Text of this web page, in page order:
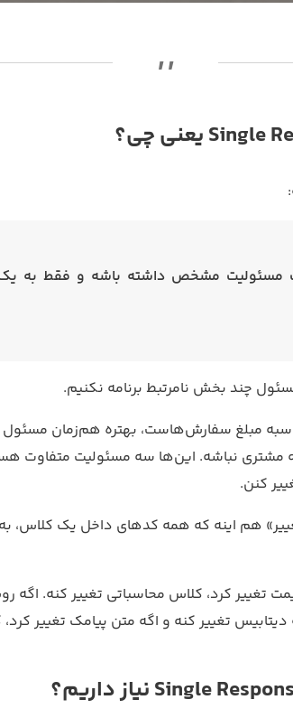
مسئولیت مشخص داشته باشه و فقط به
چند بخش نامرتبط برنامه نکنیم.
مبلغ سفارش‌هاست، بهتره هم‌زمان مسئول
مشتری نباشه. این‌ها سه مسئولیت متفاوت
کنن.
هم اینه که همه کدهای داخل یک کلاس،
تغییر کرد، کلاس محاسباتی تغییر کنه. اگه
تغییر کنه و اگه متن پیامک تغییر